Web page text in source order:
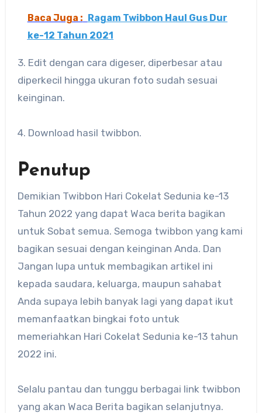
Baca Juga :
Ragam Twibbon Haul Gus Dur
ke-12 Tahun 2021
3. Edit dengan cara digeser, diperbesar atau
diperkecil hingga ukuran foto sudah sesuai
keinginan.
4. Download hasil twibbon.
Penutup
Demikian Twibbon Hari Cokelat Sedunia ke-13
Tahun 2022 yang dapat Waca berita bagikan
untuk Sobat semua. Semoga twibbon yang kami
bagikan sesuai dengan keinginan Anda. Dan
Jangan lupa untuk membagikan artikel ini
kepada saudara, keluarga, maupun sahabat
Anda supaya lebih banyak lagi yang dapat ikut
memanfaatkan bingkai foto untuk
memeriahkan Hari Cokelat Sedunia ke-13 tahun
2022 ini.
Selalu pantau dan tunggu berbagai link twibbon
yang akan Waca Berita bagikan selanjutnya.